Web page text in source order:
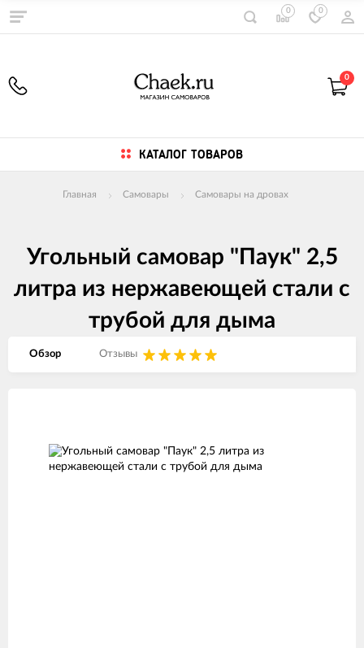
0 0
0
КАТАЛОГ ТОВАРОВ
Главная Самовары Самовары на дровах
Угольный самовар "Паук" 2,5
литра из нержавеющей стали с
трубой для дыма
Обзор Отзывы